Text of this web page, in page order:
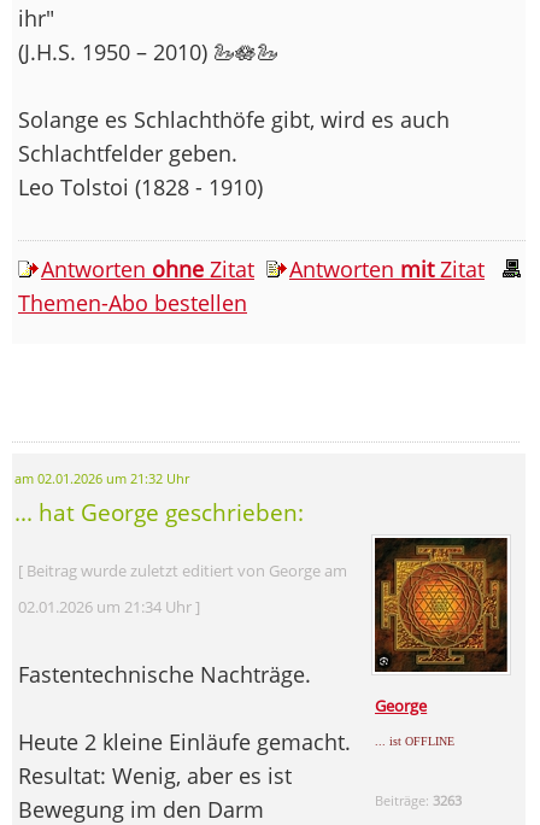
ihr"
(J.H.S. 1950 – 2010) 🦢🪷🦢
Solange es Schlachthöfe gibt, wird es auch
Schlachtfelder geben.
Leo Tolstoi (1828 - 1910)
Antworten ohne Zitat Antworten mitZitat
Themen-Abo bestellen
am 02.01.2026 um 21:32 Uhr
... hat George geschrieben:
George
... ist OFFLINE
Beiträge: 3263
[ Beitrag wurde zuletzt editiert von George am
02.01.2026 um 21:34 Uhr ]
Fastentechnische Nachträge.
Heute 2 kleine Einläufe gemacht.
Resultat: Wenig, aber es ist
Bewegung im den Darm